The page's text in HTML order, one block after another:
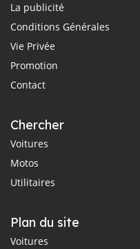
La publicité
Conditions Générales
Vie Privée
Promotion
Contact
Chercher
Voitures
Motos
Utilitaires
Plan du site
Voitures